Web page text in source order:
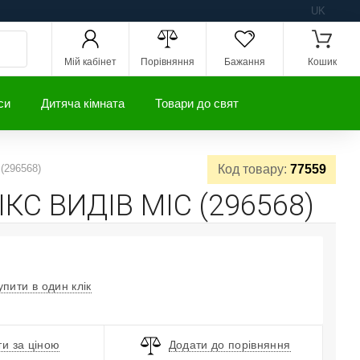
UK
Мій кабінет Порівняння Бажання Кошик
Дитяча кімната Товари до свят
Код товару: 77559
ВИДІВ MIC (296568)
в один клік
за ціною Додати до порівняння